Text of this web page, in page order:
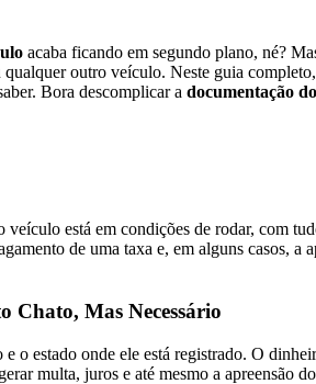
acaba ficando em segundo plano, né?
outro veículo. Neste guia
Bora descomplicar a documentação
está em condições de rodar, com
de uma taxa e, em alguns casos, a
Chato, Mas Necessário
estado onde ele está registrado. O
multa, juros e até mesmo a apreensão